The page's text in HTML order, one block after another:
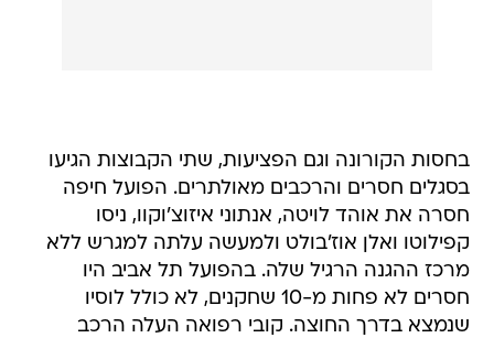
בחסות הקורונה וגם הפציעות, שתי הקבוצות הגיעו
בסגלים חסרים והרכבים מאולתרים. הפועל חיפה
חסרה את אוהד לויטה, אנתוני איזוצ'וקוו, ניסו
קפילוטו ואלן אוז'בולט ולמעשה עלתה למגרש ללא
מרכז ההגנה הרגיל שלה. בהפועל תל אביב היו
חסרים לא פחות מ-10 שחקנים, לא כולל לוסיו
שנמצא בדרך החוצה. קובי רפואה העלה הרכב